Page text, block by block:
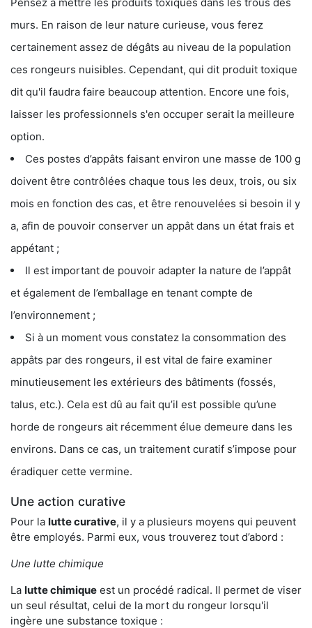
murs. En raison de leur nature curieuse, vous ferez
certainement assez de dégâts au niveau de la population
ces rongeurs nuisibles. Cependant, qui dit produit toxique
dit qu'il faudra faire beaucoup attention. Encore une fois,
laisser les professionnels s'en occuper serait la meilleure
option.
Ces postes d’appâts faisant environ une masse de 100 g
doivent être contrôlées chaque tous les deux, trois, ou six
mois en fonction des cas, et être renouvelées si besoin il y
a, afin de pouvoir conserver un appât dans un état frais et
appétant ;
Il est important de pouvoir adapter la nature de l’appât
et également de l’emballage en tenant compte de
l’environnement ;
Si à un moment vous constatez la consommation des
appâts par des rongeurs, il est vital de faire examiner
minutieusement les extérieurs des bâtiments (fossés,
talus, etc.). Cela est dû au fait qu’il est possible qu’une
horde de rongeurs ait récemment élue demeure dans les
environs. Dans ce cas, un traitement curatif s’impose pour
éradiquer cette vermine.
Une action curative
Pour la lutte curative, il y a plusieurs moyens qui peuvent
être employés. Parmi eux, vous trouverez tout d’abord :
Une lutte chimique
La lutte chimique est un procédé radical. Il permet de viser
un seul résultat, celui de la mort du rongeur lorsqu'il
ingère une substance toxique :